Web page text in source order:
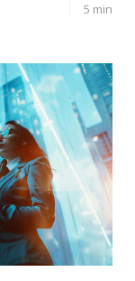
5 min